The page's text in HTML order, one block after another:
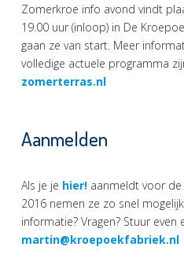
Zomerkroe info avond vindt
19.00 uur (inloop) in De
gaan ze van start. Meer
volledige actuele programma
zomerterras.nl
Aanmelden
Als je je hier! aanmeldt voor
2016 nemen ze zo snel
informatie? Vragen? Stuur even
martin@kroepoekfabriek.nl